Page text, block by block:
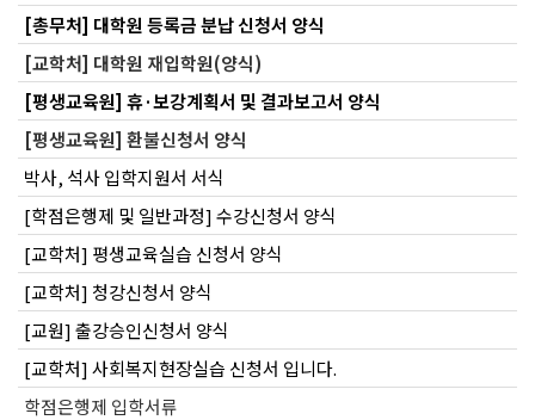
[총무처] 대학원 등록금 분납 신청서 양식
[교학처] 대학원 재입학원(양식)
[평생교육원] 휴·보강계획서 및 결과보고서 양식
[평생교육원] 환불신청서 양식
박사, 석사 입학지원서 서식
[학점은행제 및 일반과정] 수강신청서 양식
[교학처] 평생교육실습 신청서 양식
[교학처] 청강신청서 양식
[교원] 출강승인신청서 양식
[교학처] 사회복지현장실습 신청서 입니다.
학점은행제 입학서류